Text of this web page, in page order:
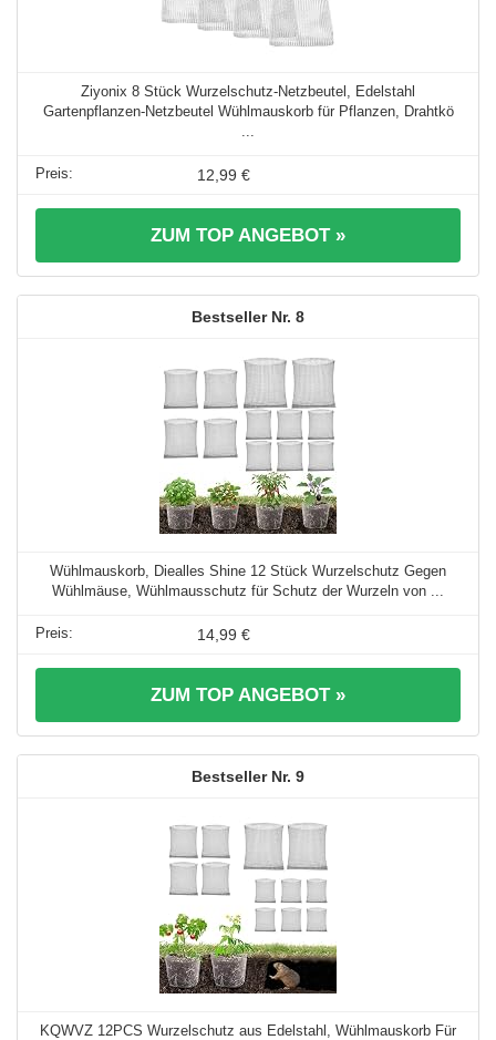
Ziyonix 8 Stück Wurzelschutz-Netzbeutel, Edelstahl
Gartenpflanzen-Netzbeutel Wühlmauskorb für Pflanzen, Drahtkö
12,99 €
ZUM TOP ANGEBOT »
8
Wühlmauskorb, Diealles Shine 12 Stück Wurzelschutz Gegen
Wühlmäuse, Wühlmausschutz für Schutz der Wurzeln von ...
14,99 €
ZUM TOP ANGEBOT »
9
KQWVZ 12PCS Wurzelschutz aus Edelstahl, Wühlmauskorb Für